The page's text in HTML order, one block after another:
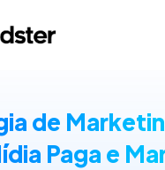
de
Paga e